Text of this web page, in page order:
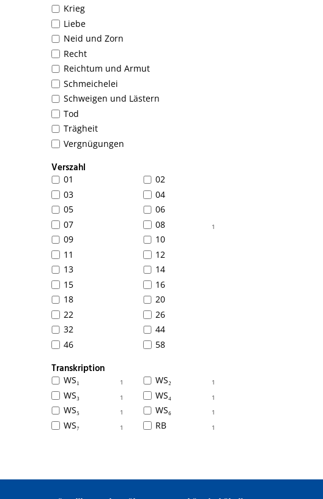
Krieg
Liebe
Neid und Zorn
Recht
Reichtum und Armut
Schmeichelei
Schweigen und Lästern
Tod
Trägheit
Vergnügungen
Verszahl
01
02
03
04
05
06
07
1
08
09
10
11
12
13
14
15
16
18
20
22
26
32
44
46
58
Transkription
1
WS₁ 1
WS₂
1
WS₃ 1
WS₄
1
WS₅ 1
WS₆
1
WS₇ 1
RB